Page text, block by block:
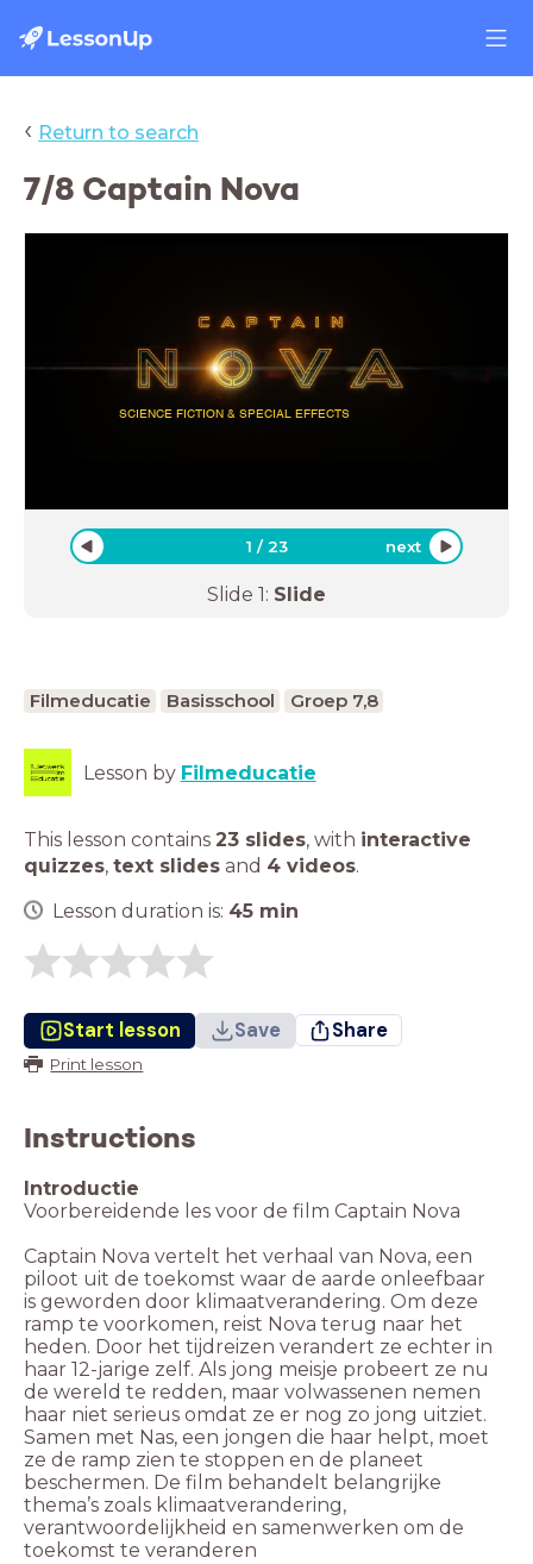
‹ Return to search
7/8 Captain Nova
SCIENCE FICTION & SPECIAL EFFECTS
1 /23 next
Slide 1: Slide
Filmeducatie Basisschool Groep 7,8
Lesson by Filmeducatie
This lesson contains 23 slides, with interactive
quizzes, text slides and 4 videos.
Lesson duration is: 45 min
Start lesson Save Share
Print lesson
Instructions
Introductie
Voorbereidende les voor de film Captain Nova
Captain Nova vertelt het verhaal van Nova, een
piloot uit de toekomst waar de aarde onleefbaar
is geworden door klimaatverandering. Om deze
ramp te voorkomen, reist Nova terug naar het
heden. Door het tijdreizen verandert ze echter in
haar 12-jarige zelf. Als jong meisje probeert ze nu
de wereld te redden, maar volwassenen nemen
haar niet serieus omdat ze er nog zo jong uitziet.
Samen met Nas, een jongen die haar helpt, moet
ze de ramp zien te stoppen en de planeet
beschermen. De film behandelt belangrijke
thema’s zoals klimaatverandering,
verantwoordelijkheid en samenwerken om de
toekomst te veranderen